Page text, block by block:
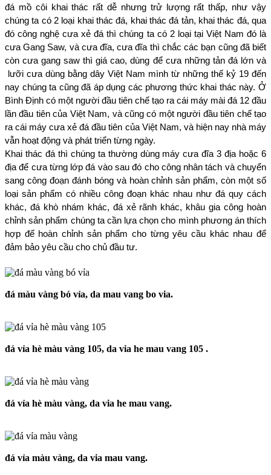
đá mồ côi khai thác rất dễ nhưng trử lượng rất thấp, như vậy
chúng ta có 2 loại khai thác đá, khai thác đá tản, khai thác đá, qua
đó công nghệ cưa xẻ đá thì chúng ta có 2 loại tại Việt Nam đó là
cưa Gang Saw, và cưa đĩa, cưa đĩa thì chắc các bạn cũng đã biết
còn cưa gang saw thì giá cao, dùng để cưa những tản đá lớn và
lưỡi cưa dùng bằng dây Việt Nam mình từ những thế kỷ 19 đến
nay chúng ta cũng đã áp dụng các phương thức khai thác này. Ở
Bình Định có một người đầu tiên chế tạo ra cái máy mài đá 12 đầu
lần đầu tiên của Việt Nam, và cũng có một người đầu tiên chế tạo
ra cái máy cưa xẻ đá đầu tiên của Việt Nam, và hiện nay nhà máy
vẫn hoạt động và phát triển từng ngày.
Khai thác đá thì chúng ta thường dùng máy cưa đĩa 3 địa hoặc 6
địa để cưa từng lớp đá vào sau đó cho công nhân tách và chuyển
sang công đoạn đánh bóng và hoàn chỉnh sản phẩm, còn một số
loại sản phẩm có nhiều công đoạn khác nhau như đá quy cách
khác, đá khò nhám khác, đá xẻ rãnh khác, khâu gia công hoàn
chỉnh sản phẩm chúng ta cần lựa chọn cho mình phương án thích
hợp để hoàn chỉnh sản phẩm cho từng yêu cầu khác nhau để
đảm bảo yêu cầu cho chủ đầu tư.
đá màu vàng bó vỉa, da mau vang bo via.
đá vỉa hè màu vàng 105, da via he mau vang 105 .
đá vỉa hè màu vàng, da via he mau vang.
đá vỉa màu vàng, da via mau vang.